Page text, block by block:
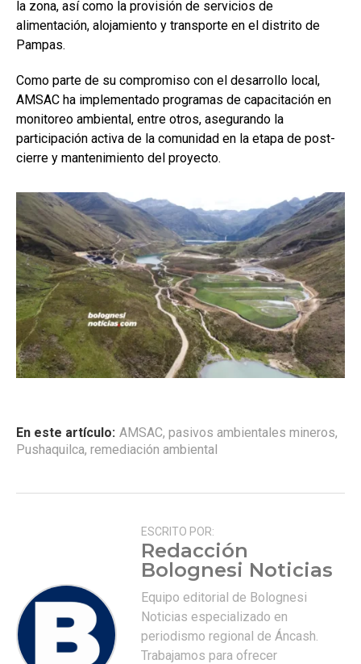
la zona, así como la provisión de servicios de
alimentación, alojamiento y transporte en el distrito de
Pampas.
Como parte de su compromiso con el desarrollo local,
AMSAC ha implementado programas de capacitación en
monitoreo ambiental, entre otros, asegurando la
participación activa de la comunidad en la etapa de post-
cierre y mantenimiento del proyecto.
En este artículo: AMSAC, pasivos ambientales mineros,
Pushaquilca, remediación ambiental
ESCRITO POR:
Redacción
Bolognesi Noticias
Equipo editorial de Bolognesi
Noticias especializado en
periodismo regional de Áncash.
Trabajamos para ofrecer